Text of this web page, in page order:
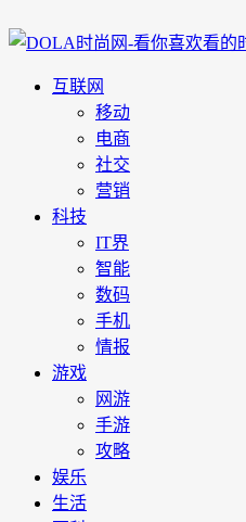
互联网
移动
电商
社交
营销
科技
IT界
智能
数码
手机
情报
游戏
网游
手游
攻略
娱乐
生活